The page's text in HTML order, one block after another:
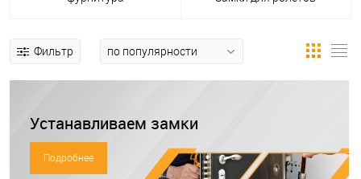
Фильтр
Устанавливаем замки
Подробнее